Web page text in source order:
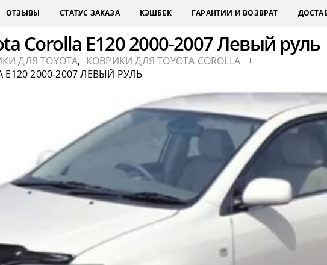
ОТЗЫВЫ СТАТУС ЗАКАЗА КЭШБЕК ГАРАНТИИ И ВОЗВРАТ
Corolla E120 2000-2007 Левый руль
ДЛЯ TOYOTA, КОВРИКИ ДЛЯ TOYOTA COROLLA
E120 2000-2007 ЛЕВЫЙ РУЛЬ